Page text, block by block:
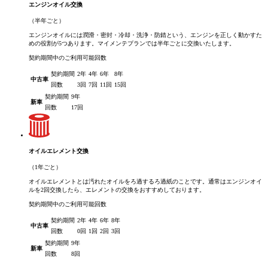
エンジンオイル交換
（半年ごと）
エンジンオイルには潤滑・密封・冷却・洗浄・防錆という、エンジンを正しく動かすた
めの役割が5つあります。マイメンテプランでは半年ごとに交換いたします。
契約期間中のご利用可能回数
中古車
契約期間 2年 4年 6年
8年
回数
3回 7回 11回 15回
新車
契約期間 9年
回数
17回
オイルエレメント交換
（1年ごと）
オイルエレメントとは汚れたオイルをろ過するろ過紙のことです。通常はエンジンオイ
ルを2回交換したら、エレメントの交換をおすすめしております。
契約期間中のご利用可能回数
中古車
契約期間 2年 4年 6年 8年
回数
0回 1回 2回 3回
新車
契約期間 9年
回数
8回